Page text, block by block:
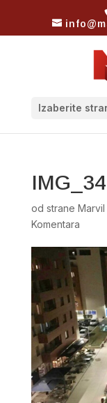
Izaberite
od strane
Komentara